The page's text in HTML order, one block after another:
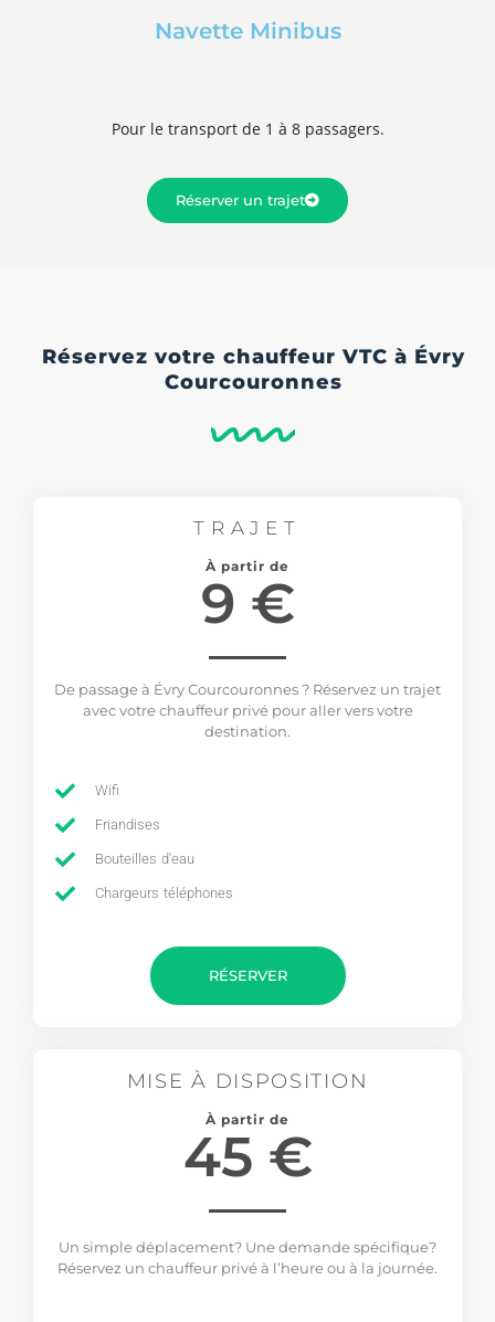
Navette Minibus
Pour le transport de 1 à 8 passagers.
Réserver un trajet
Réservez votre chauffeur VTC à Évry
Courcouronnes
TRAJET
À partir de
9 €
De passage à Évry Courcouronnes ? Réservez un trajet
avec votre chauffeur privé pour aller vers votre
destination.
Wifi
Friandises
Bouteilles d'eau
Chargeurs téléphones
RÉSERVER
MISE À DISPOSITION
À partir de
45 €
Un simple déplacement? Une demande spécifique?
Réservez un chauffeur privé à l’heure ou à la journée.